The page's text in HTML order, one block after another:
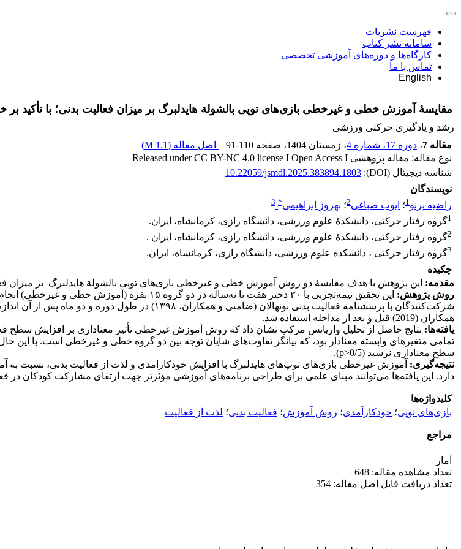
فهرست نشریات
سامانه نشر کتاب
کارگاه‌ها و دوره‌های آموزشی تخصصی
تماس با ما
English
مقایسۀ آموزش خطی و غیرخطی بازی‌های توپی بالشولة هایدلبرگ بر میزان فعالیت بدنی؛ با تأکید بر
رشد و یادگیری حرکتی ورزشی
مقاله 7
، دوره 17، شماره 4 ، زمستان 1404 ، صفحه 91-110 اصل مقاله (1.1 M
)
نوع مقاله: مقاله پژوهشی Released under CC BY-NC 4.0 license I Open Access I
شناسه دیجیتال (DOI):
10.22059/jsmdl.2025.383894.1803
نویسندگان
راضیه پرنو1؛ ایوب صباغی2؛ بهروز ابراهیمی*
3
1گروه رفتار حرکتی، دانشکدۀ علوم ورزشی، دانشگاه رازی، کرمانشاه، ایران.
2گروه رفتار حرکتی، دانشکدۀ علوم ورزشی، دانشگاه رازی، کرمانشاه، ایران .
3گروه رفتار حرکتی ، دانشکده علوم ورزشی، دانشگاه رازی، کرمانشاه، ایران.
چکیده
مقدمه: این پژوهش با هدف مقایسۀ دو روش آموزش خطی و غیرخطی بازی‌های توپی بالشولة هایدلبرگ بر میزان
روش پژوهش:
این تحقیق نیمه‌تجربی با ۳۰ دختر هفت تا نه‌ساله در
شرکت‌کنندگان با پرسشنامة فعالیت بدنی نونهالان (ضامنی و
همکاران (2019) قبل و بعد از مداخله استفاده شد.
یافته‌ها:
تمامی متغیرهای وابسته معنادار بود، که بیانگر تفاوت‌های شایان توجه بین دو گروه خطی و غیرخطی است. با این
سطح معناداری نرسید (p>0/5).
نتیجه‌گیری: آموزش غیرخطی بازی‌های توپ‌های هایدلبرگ با افزایش خودکارامدی و لذت از فعالیت بدنی، نسبت به
دارد. این یافته‌ها می‌توانند مبنای علمی برای طراحی برنامه‌های آموزشی مؤثرتر جهت ارتقای مشارکت کودکان در
کلیدواژه‌ها
بازی‌های توپی؛ خودکارآمدی؛ روش آموزش؛ فعالیت بدنی؛ لذت از فعالیت
مراجع
آمار
تعداد مشاهده مقاله: 648
تعداد دریافت فایل اصل مقاله: 354